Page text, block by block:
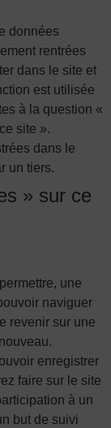
données
rentrées
dans le site et
est utilisée
à la question «
site ».
dans le
un tiers.
» sur ce
une
naviguer
revenir sur une
enregistrer
faire sur le site
à un
but de suivi